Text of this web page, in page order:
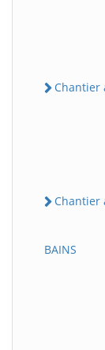
Chantier
Chantier
BAINS